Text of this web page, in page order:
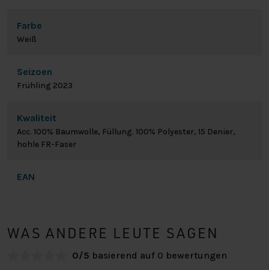
Farbe
Weiß
Seizoen
Frühling 2023
Kwaliteit
Acc. 100% Baumwolle, Füllung. 100% Polyester, 15 Denier,
hohle FR-Faser
EAN
WAS ANDERE LEUTE SAGEN
0/5 basierend auf 0 bewertungen